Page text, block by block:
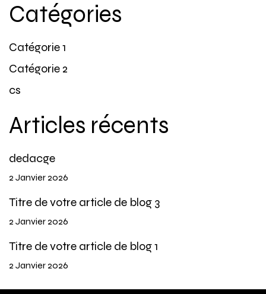
Catégories
Catégorie 1
Catégorie 2
cs
Articles récents
dedacge
2 Janvier 2026
Titre de votre article de blog 3
2 Janvier 2026
Titre de votre article de blog 1
2 Janvier 2026